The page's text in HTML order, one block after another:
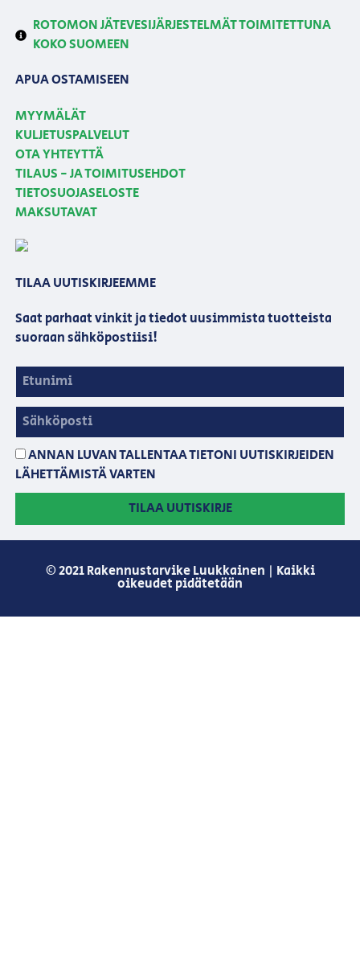
ROTOMON JÄTEVESIJÄRJESTELMÄT TOIMITETTUNA
KOKO SUOMEEN
APUA OSTAMISEEN
MYYMÄLÄT
KULJETUSPALVELUT
OTA YHTEYTTÄ
TILAUS - JA TOIMITUSEHDOT
TIETOSUOJASELOSTE
MAKSUTAVAT
TILAA UUTISKIRJEEMME
Saat parhaat vinkit ja tiedot uusimmista tuotteista
suoraan sähköpostiisi!
ANNAN LUVAN TALLENTAA TIETONI UUTISKIRJEIDEN
LÄHETTÄMISTÄ VARTEN
TILAA UUTISKIRJE
© 2021 Rakennustarvike Luukkainen | Kaikki
oikeudet pidätetään